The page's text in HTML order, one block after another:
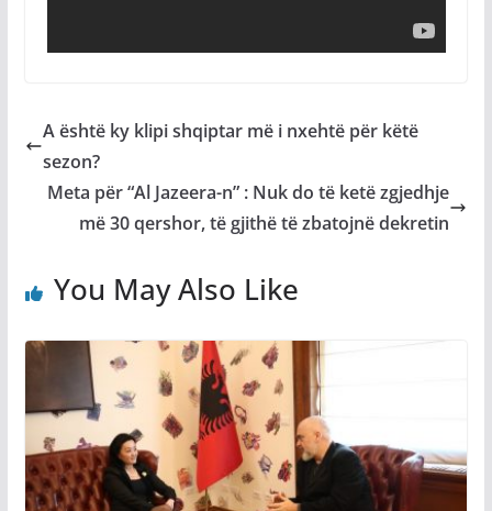
A është ky klipi shqiptar më i nxehtë për këtë
sezon?
Meta për “Al Jazeera-n” : Nuk do të ketë zgjedhje
më 30 qershor, të gjithë të zbatojnë dekretin
You May Also Like